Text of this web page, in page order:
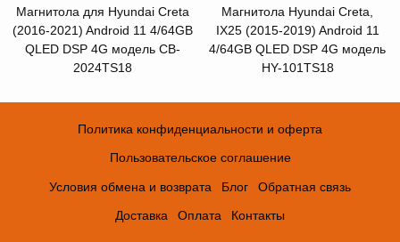
Магнитола для Hyundai Creta
(2016-2021) Android 11 4/64GB
QLED DSP 4G модель CB-
2024TS18
Магнитола Hyundai Creta,
IX25 (2015-2019) Android 11
4/64GB QLED DSP 4G модель
HY-101TS18
Политика конфиденциальности и оферта
Пользовательское соглашение
Условия обмена и возврата Блог Обратная связь
Доставка Оплата Контакты